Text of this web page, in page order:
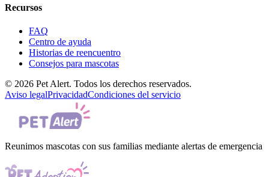
Recursos
FAQ
Centro de ayuda
Historias de reencuentro
Consejos para mascotas
© 2026 Pet Alert. Todos los derechos reservados.
Aviso legalPrivacidadCondiciones del servicio
Reunimos mascotas con sus familias mediante alertas de emergencia